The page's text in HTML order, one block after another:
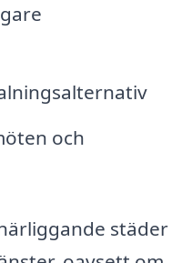
och
städer